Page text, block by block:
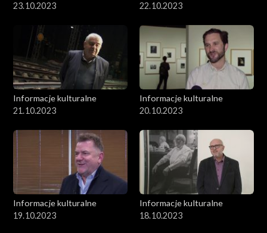
23.10.2023
22.10.2023
Informacje kulturalne
21.10.2023
Informacje kulturalne
20.10.2023
Informacje kulturalne
19.10.2023
Informacje kulturalne
18.10.2023